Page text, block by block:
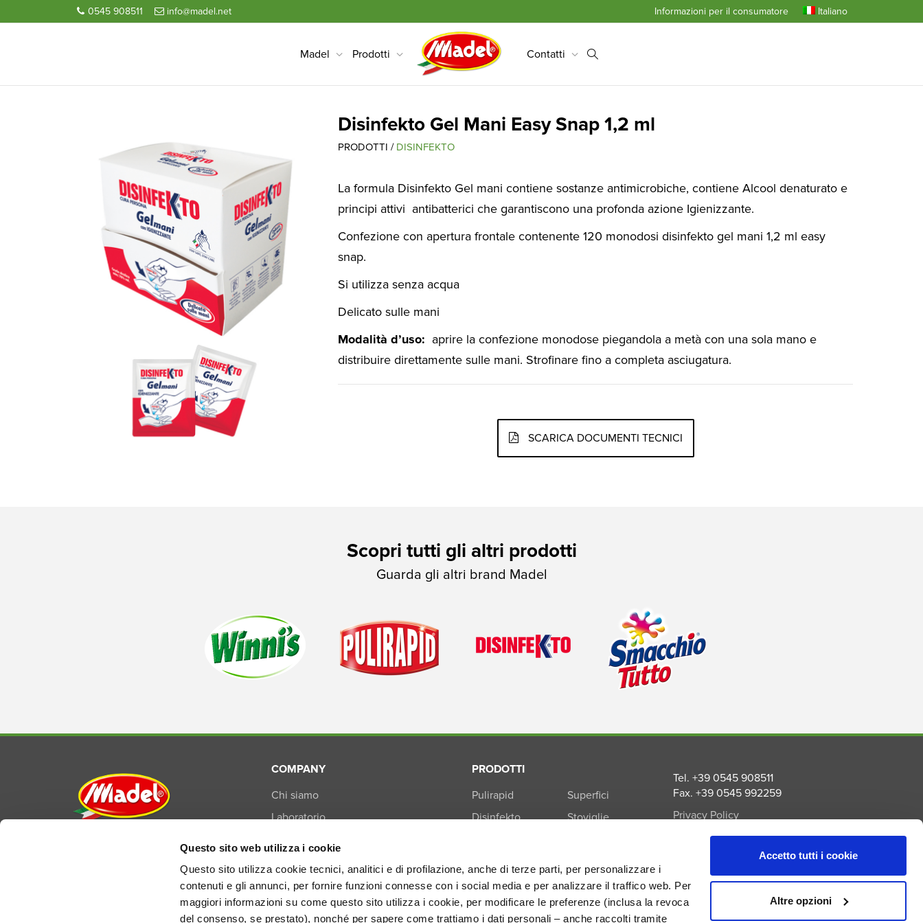
Questo sito web utilizza i cookie
Questo sito utilizza cookie tecnici, analitici e di profilazione, anche di terze parti, per personalizzare i
contenuti e gli annunci, per fornire funzioni connesse con i social media e per analizzare il traffico web. Per
maggiori informazioni su come questo sito utilizza i cookie, per modificare le preferenze (inclusa la revoca
del consenso, se prestato), nonché per sapere come trattiamo i dati personali – anche raccolti tramite
Accetto tutti i cookie
Altre opzioni
0545 908511 info@madel.net Informazioni per il consumatore Italiano
Madel Prodotti Contatti
Disinfekto Gel Mani Easy Snap 1,2 ml
PRODOTTI / DISINFEKTO
La formula Disinfekto Gel mani contiene sostanze antimicrobiche, contiene Alcool denaturato e
principi attivi antibatterici che garantiscono una profonda azione Igienizzante.
Confezione con apertura frontale contenente 120 monodosi disinfekto gel mani 1,2 ml easy
snap.
Si utilizza senza acqua
Delicato sulle mani
Modalità d’uso: aprire la confezione monodose piegandola a metà con una sola mano e
distribuire direttamente sulle mani. Strofinare fino a completa asciugatura.
SCARICA DOCUMENTI TECNICI
Scopri tutti gli altri prodotti
Guarda gli altri brand Madel
Via E. Torricelli, 3 - 48033
COMPANY
Chi siamo
Laboratorio
PRODOTTI
Pulirapid
Disinfekto
Superfici
Stoviglie
Tel. +39 0545 908511
Fax. +39 0545 992259
Privacy Policy